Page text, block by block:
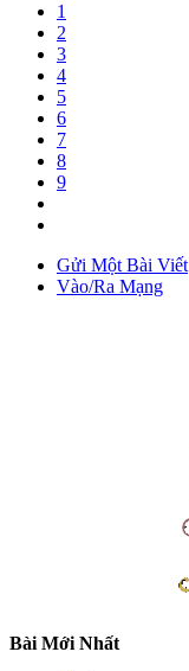
1
2
3
4
5
6
7
8
9
Gửi Một Bài Viết
Vào/Ra Mạng
Bài Mới Nhất